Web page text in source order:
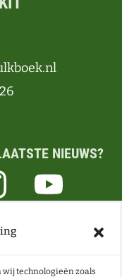
wij technologieën zoals
NIEUWS?
EN LESTIPS